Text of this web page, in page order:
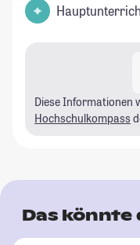
Diese Informationen
Hochschulkompass
Das